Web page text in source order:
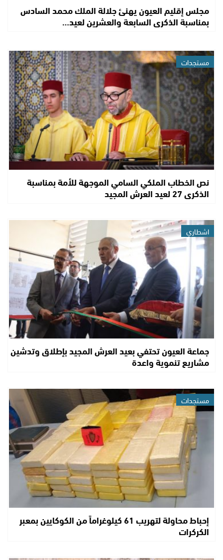
مجلس إقليم العيون يهنئ جلالة الملك محمد السادس
بمناسبة الذكرى السابعة والعشرين لعيد…
مستجدات
نص الخطاب الملكي السامي الموجهة للأمة بمناسبة
الذكرى 27 لعيد العرش المجيد
اشطاري
جماعة العيون تحتفي بعيد العرش المجيد بإطلاق وتدشين
مشاريع تنموية واعدة
مستجدات
إحباط محاولة لتهريب 61 كيلوغراماً من الكوكايين بمعبر
الكركرات